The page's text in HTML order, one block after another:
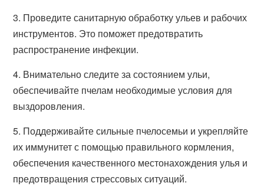
3. Проведите санитарную обработку ульев и рабочих
инструментов. Это поможет предотвратить
распространение инфекции.
4. Внимательно следите за состоянием ульи,
обеспечивайте пчелам необходимые условия для
выздоровления.
5. Поддерживайте сильные пчелосемьи и укрепляйте
их иммунитет с помощью правильного кормления,
обеспечения качественного местонахождения улья и
предотвращения стрессовых ситуаций.